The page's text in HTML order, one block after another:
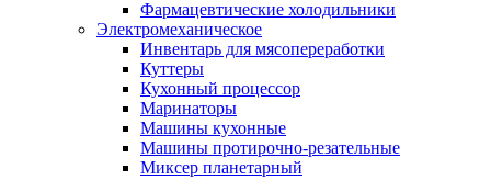
Фармацевтические холодильники
Электромеханическое
Инвентарь для мясопереработки
Куттеры
Кухонный процессор
Маринаторы
Машины кухонные
Машины протирочно-резательные
Миксер планетарный